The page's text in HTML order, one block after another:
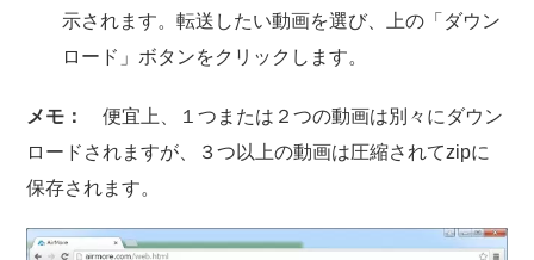
示されます。転送したい動画を選び、上の「ダウン
ロード」ボタンをクリックします。
メモ：
便宜上、１つまたは２つの動画は別々にダウン
ロードされますが、３つ以上の動画は圧縮されてzipに
保存されます。